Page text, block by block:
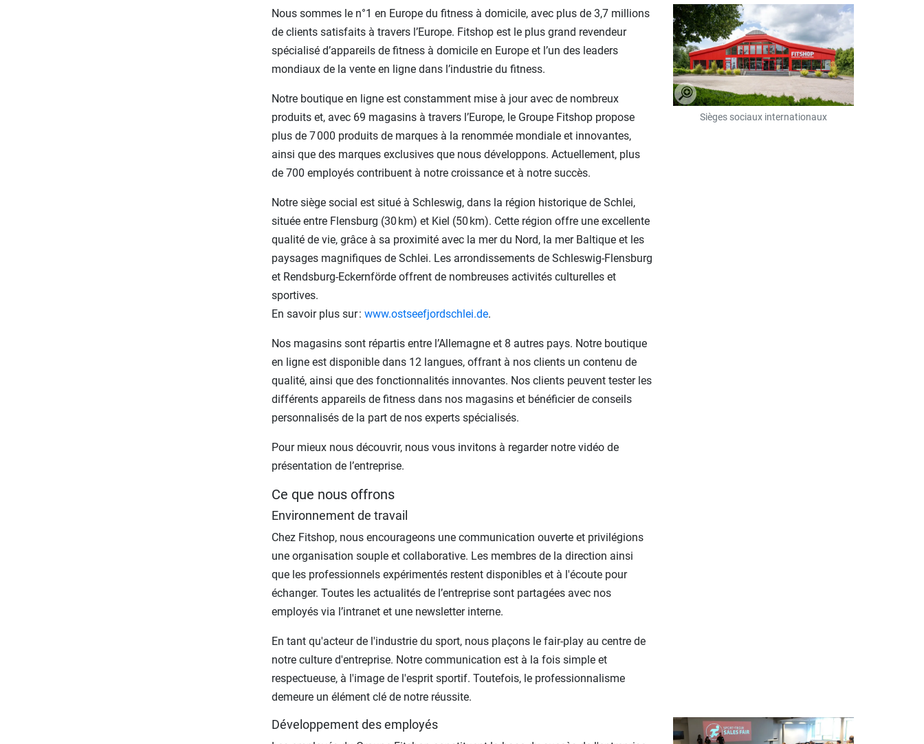
Nous sommes le n°1 en Europe du fitness à domicile, avec plus de 3,7 millions
de clients satisfaits à travers l’Europe. Fitshop est le plus grand revendeur
spécialisé d’appareils de fitness à domicile en Europe et l’un des leaders
mondiaux de la vente en ligne dans l’industrie du fitness.
Notre boutique en ligne est constamment mise à jour avec de nombreux
produits et, avec 69 magasins à travers l’Europe, le Groupe Fitshop propose
plus de 7 000 produits de marques à la renommée mondiale et innovantes,
ainsi que des marques exclusives que nous développons. Actuellement, plus
de 700 employés contribuent à notre croissance et à notre succès.
Notre siège social est situé à Schleswig, dans la région historique de Schlei,
située entre Flensburg (30 km) et Kiel (50 km). Cette région offre une excellente
qualité de vie, grâce à sa proximité avec la mer du Nord, la mer Baltique et les
paysages magnifiques de Schlei. Les arrondissements de Schleswig-Flensburg
et Rendsburg-Eckernförde offrent de nombreuses activités culturelles et
sportives.
En savoir plus sur : www.ostseefjordschlei.de.
Nos magasins sont répartis entre l’Allemagne et 8 autres pays. Notre boutique
en ligne est disponible dans 12 langues, offrant à nos clients un contenu de
qualité, ainsi que des fonctionnalités innovantes. Nos clients peuvent tester les
différents appareils de fitness dans nos magasins et bénéficier de conseils
personnalisés de la part de nos experts spécialisés.
Pour mieux nous découvrir, nous vous invitons à regarder notre vidéo de
présentation de l’entreprise.
Sièges sociaux internationaux
Ce que nous offrons
Environnement de travail
Chez Fitshop, nous encourageons une communication ouverte et privilégions
une organisation souple et collaborative. Les membres de la direction ainsi
que les professionnels expérimentés restent disponibles et à l'écoute pour
échanger. Toutes les actualités de l’entreprise sont partagées avec nos
employés via l’intranet et une newsletter interne.
En tant qu'acteur de l'industrie du sport, nous plaçons le fair-play au centre de
notre culture d'entreprise. Notre communication est à la fois simple et
respectueuse, à l'image de l'esprit sportif. Toutefois, le professionnalisme
demeure un élément clé de notre réussite.
Développement des employés